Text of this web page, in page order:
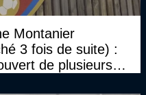
Montanier
3 fois de suite) :
de plusieurs